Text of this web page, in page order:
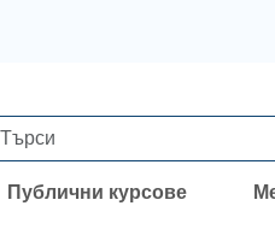
Публични курсове